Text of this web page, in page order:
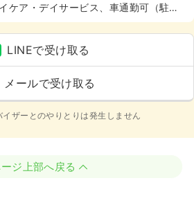
ケア・デイサービス、車通勤可（駐車
LINEで受け取る
メールで受け取る
ザーとのやりとりは発生しません
ジ上部へ戻る